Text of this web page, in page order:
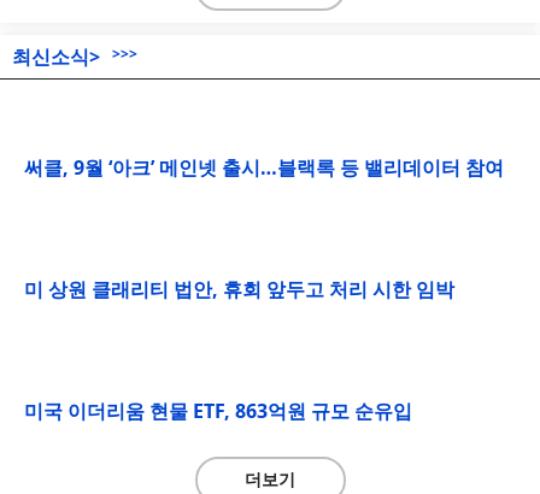
최신소식> >>>
써클, 9월 ‘아크’ 메인넷 출시…블랙록 등 밸리데이터 참여
미 상원 클래리티 법안, 휴회 앞두고 처리 시한 임박
미국 이더리움 현물 ETF, 863억원 규모 순유입
더보기